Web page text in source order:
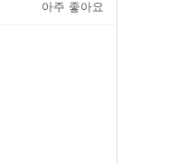
아주 좋아요